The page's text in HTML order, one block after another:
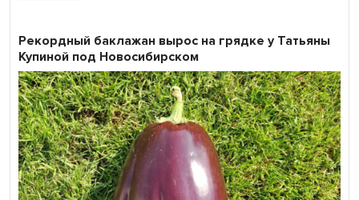
Рекордный баклажан вырос на грядке у Татьяны
Купиной под Новосибирском